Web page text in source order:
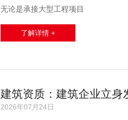
无论是承接大型工程项目
了解详情 +
建筑资质：建筑企业立身
2026年07月24日